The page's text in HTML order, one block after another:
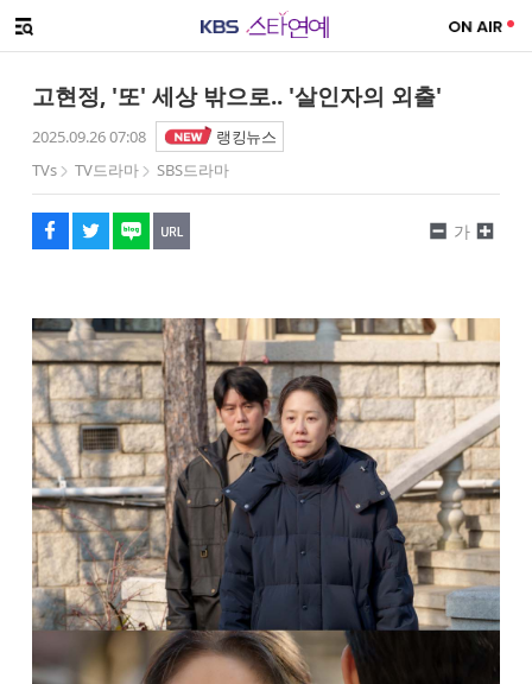
메뉴 열기
고현정, '또' 세상 밖으로.. '살인자의 외출'
2025.09.26 07:08
랭킹뉴스
TVs
TV드라마 SBS드라마
페이스북
트위터
네이버
URL복사
글씨 작게보기
가
글씨 크게보기
해시태그